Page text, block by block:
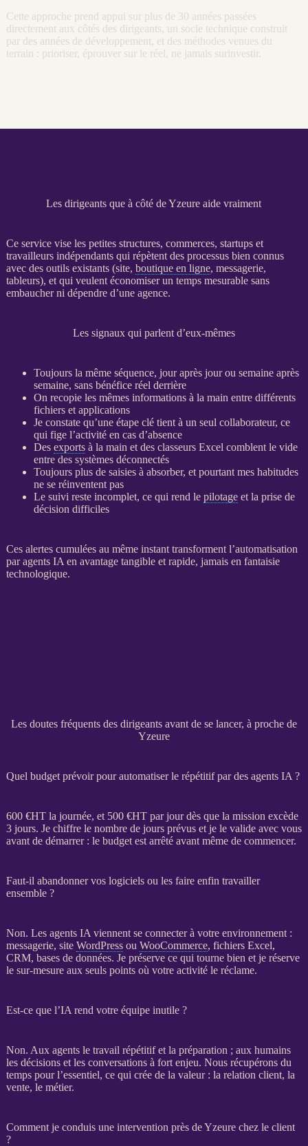
Cette approche prend appui sur plus de 30 années passées
directement aux côtés des dirigeants, un socle technique construit
par des années de développement, et des méthodes venues du
terrain : prioriser, éprouver sur le réel, ne jamais surinvestir.
Les dirigeants que à côté de Yzeure aide vraiment
Ce service vise les petites structures, commerces, startups et
travailleurs indépendants qui répètent des processusbien connus
avec des outils existants (site, boutique en ligne, messagerie,
tableurs), et qui veulent économiser un temps mesurable sans
embaucher ni dépendre d’une agence.
Les signaux qui parlent d’eux-mêmes
Toujours la même séquence, jour après jour ou semaine après
semaine, sans bénéfice réel derrière
On recopie les mêmes informations à la main entre différents
fichiers et applications
Je constate qu’une étape clé tient à un seul collaborateur, ce
qui fige l’activité en cas d’absence
Des exportsà la main et des classeurs Excel comblent le vide
entre des systèmes déconnectés
Toujours plus de saisies à absorber, et pourtant mes habitudes
ne se réinventent pas
Le suivi reste incomplet, ce qui rend le pilotageet la prise de
décision difficiles
Ces alertescumulées au même instant transforment l’automatisation
paragents IA en avantage tangible et rapide, jamais en fantaisie
technologique.
Les doutes fréquents des dirigeants avant de se lancer, à proche de
Yzeure
Quel budget prévoir pour automatiser le répétitif par des agents IA ?
600 €HTla journée, et 500 €HTpar jour dès que la mission excède
3 jours. Je chiffre le nombre de jours prévus et je le valide avec vous
avant de démarrer : le budget est arrêté avant même de commencer.
Faut-il abandonner vos logiciels ou les faire enfin travailler
ensemble ?
Non. Les agents IA viennent se connecter à votre environnement :
messagerie, site WordPressou WooCommerce, fichiers Excel,
CRM, bases de données. Je préserve ce qui tourne bien et je réserve
le sur-mesure aux seuls points où votre activité le réclame.
Est-ce que l’IA rend votre équipe inutile ?
Non. Aux agentsle travail répétitif et la préparation ; aux humains
les décisions et les conversations à fort enjeu. Nous récupérons du
temps pour l’essentiel, ce qui crée de la valeur : la relation client, la
vente, le métier.
Comment je conduis une intervention près de Yzeure chez le client
?